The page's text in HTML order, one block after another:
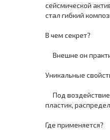
сейсмической
стал гибкий
В чем секрет?
Внешне он
Уникальные
Под
пластик,
Где применяется?